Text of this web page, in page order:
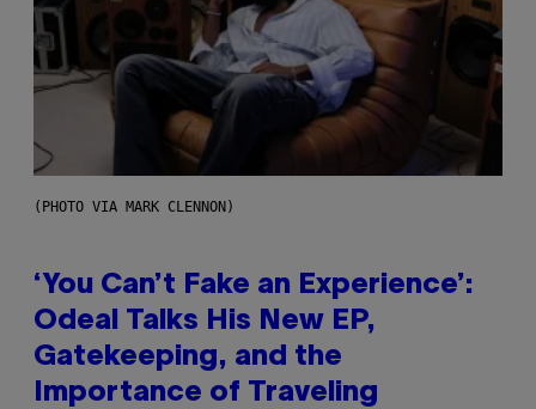
(PHOTO VIA MARK CLENNON)
‘You Can’t Fake an Experience’:
Odeal Talks His New EP,
Gatekeeping, and the
Importance of Traveling